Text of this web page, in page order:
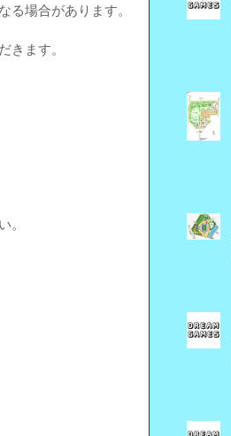
る場合があります。
きます。
。